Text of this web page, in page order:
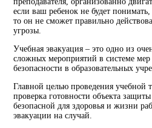
если ваш ребенок не будет понимать,
то он не сможет правильно
угрозы.
Учебная эвакуация – это одно из
сложных мероприятий в системе
безопасности в образовательных
Главной целью проведения учебной
проверка готовности объекта
безопасной для здоровья и жизни
эвакуации на случай.